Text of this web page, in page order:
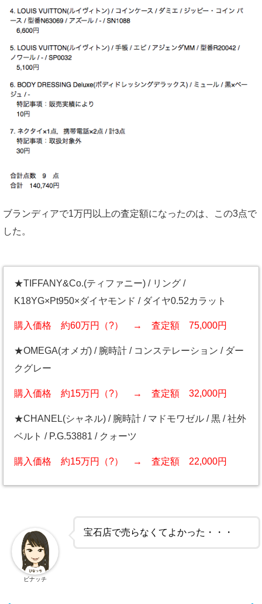
ブランディアで1万円以上の査定額になったのは、この3点で
した。
★TIFFANY&Co.(ティファニー) / リング /
K18YG×Pt950×ダイヤモンド / ダイヤ0.52カラット
購入価格 約60万円（?） → 査定額 75,000円
★OMEGA(オメガ) / 腕時計 / コンステレーション / ダー
クグレー
購入価格 約15万円（?） → 査定額 32,000円
★CHANEL(シャネル) / 腕時計 / マドモワゼル / 黒 / 社外
ベルト / P.G.53881 / クォーツ
購入価格 約15万円（?） → 査定額 22,000円
宝石店で売らなくてよかった・・・
ビナッチ